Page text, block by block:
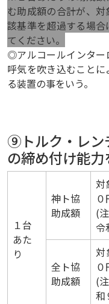
む助成額の合計が、
該基準を超過する場
てください。
◎アルコールインター
呼気を吹き込むこと
る装置の事をいう。
⑨トルク・レン
の締め付け能
１台
あた
り
神ト協
助成額
対
０
(
令
全ト協
助成額
対
０
(
和